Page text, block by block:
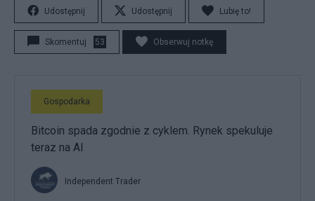
Udostępnij Udostępnij Lubię to!
Skomentuj 53 Obserwuj notkę
Gospodarka
Bitcoin spada zgodnie z cyklem. Rynek spekuluje
teraz na AI
Independent Trader